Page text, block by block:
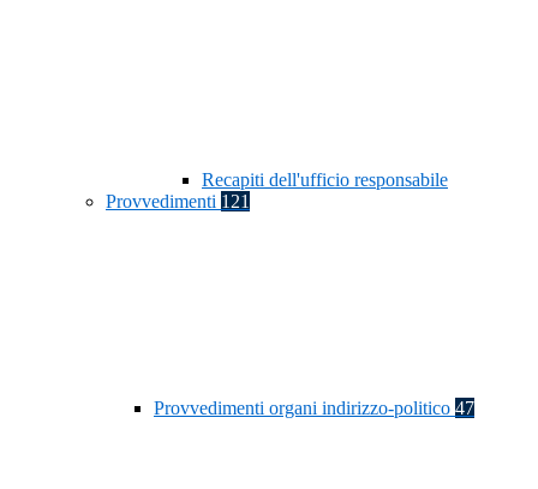
Recapiti dell'ufficio responsabile
Provvedimenti 121
Provvedimenti organi indirizzo-politico 47